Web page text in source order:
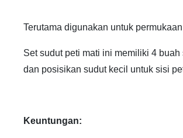
Terutama digunakan untuk
Set sudut peti mati ini memiliki 4
dan posisikan sudut kecil untuk sisi
Keuntungan: